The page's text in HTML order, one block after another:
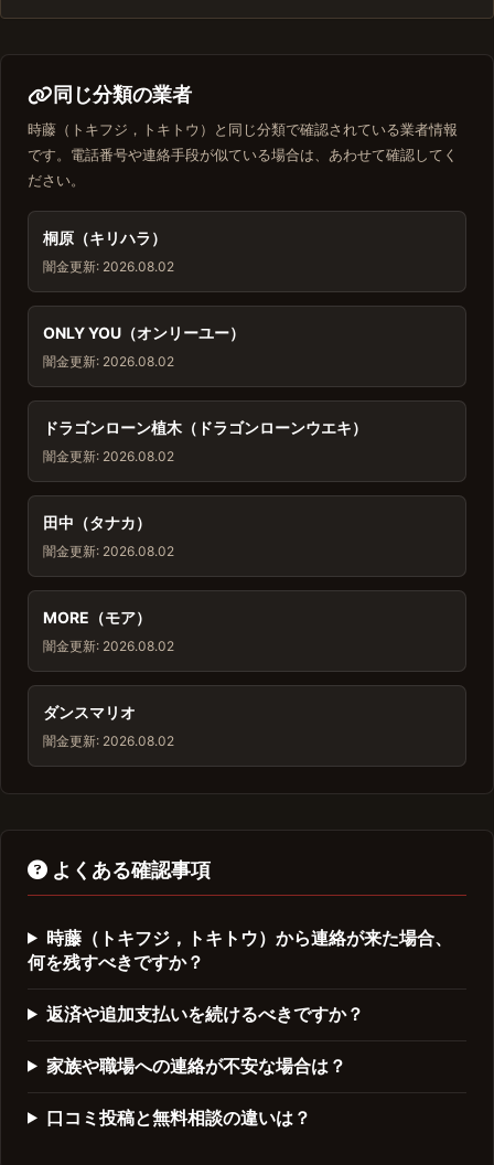
同じ分類の業者
時藤（トキフジ，トキトウ）と同じ分類で確認されている業者情報
です。電話番号や連絡手段が似ている場合は、あわせて確認してく
ださい。
桐原（キリハラ）
闇金更新: 2026.08.02
ONLY YOU（オンリーユー）
闇金更新: 2026.08.02
ドラゴンローン植木（ドラゴンローンウエキ）
闇金更新: 2026.08.02
田中（タナカ）
闇金更新: 2026.08.02
MORE（モア）
闇金更新: 2026.08.02
ダンスマリオ
闇金更新: 2026.08.02
よくある確認事項
時藤（トキフジ，トキトウ）から連絡が来た場合、
何を残すべきですか？
返済や追加支払いを続けるべきですか？
家族や職場への連絡が不安な場合は？
口コミ投稿と無料相談の違いは？